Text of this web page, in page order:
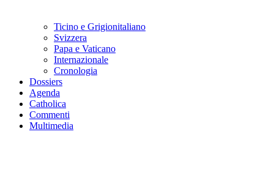
Ticino e Grigionitaliano
Svizzera
Papa e Vaticano
Internazionale
Cronologia
Dossiers
Agenda
Catholica
Commenti
Multimedia